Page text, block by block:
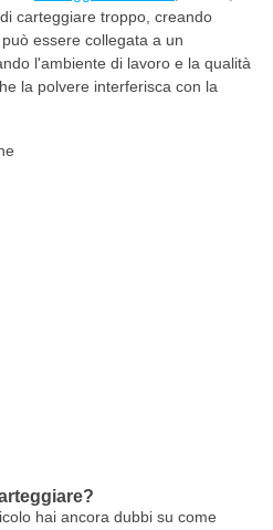
carteggiare troppo, creando
essere collegata a un
l'ambiente di lavoro e la qualità
la polvere interferisca con la
hai ancora dubbi su come